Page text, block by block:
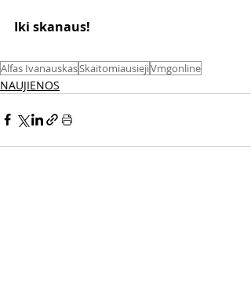
Iki skanaus!
Alfas IvanauskasSkaitomiausiejiVmgonline
NAUJIENOS